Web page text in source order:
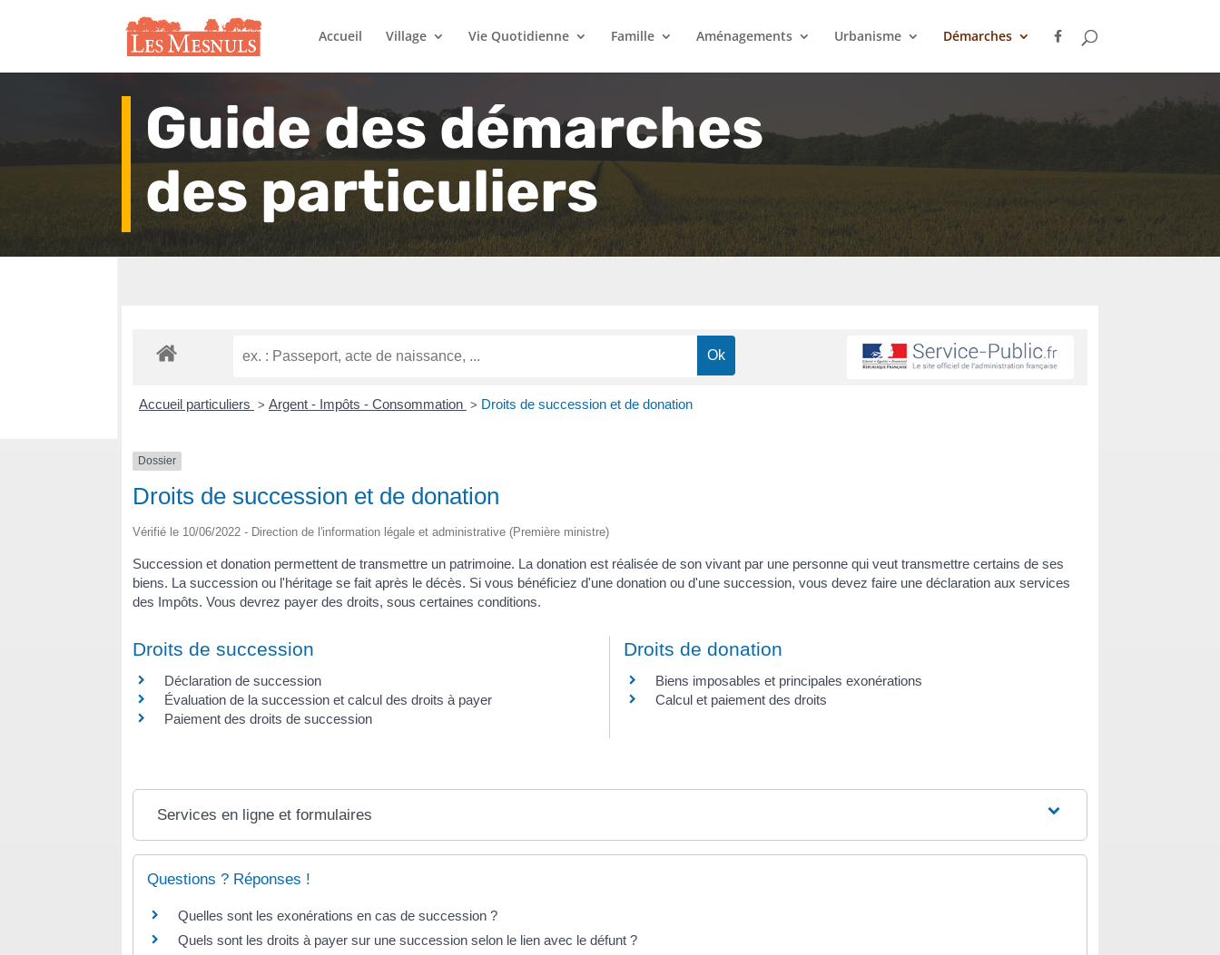
Accueil Village Vie Quotidienne Famille Aménagements Urbanisme Démarches
Guide des démarches
des particuliers
Accueil particuliers > Argent - Impôts - Consommation > Droits de succession et de donation
Dossier
Droits de succession et de donation
Vérifié le 10/06/2022 - Direction de l'information légale et administrative (Première ministre)
Succession et donation permettent de transmettre un patrimoine. La donation est réalisée de son vivant par une personne qui veut transmettre certains de ses
biens. La succession ou l'héritage se fait après le décès. Si vous bénéficiez d'une donation ou d'une succession, vous devez faire une déclaration aux services
des Impôts. Vous devrez payer des droits, sous certaines conditions.
Droits de succession
Déclaration de succession
Évaluation de la succession et calcul des droits à payer
Paiement des droits de succession
Droits de donation
Biens imposables et principales exonérations
Calcul et paiement des droits
Services en ligne et formulaires
Questions ? Réponses !
Quelles sont les exonérations en cas de succession ?
Quels sont les droits à payer sur une succession selon le lien avec le défunt ?